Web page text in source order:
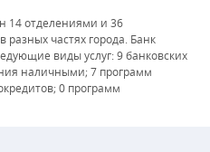
14 отделениями и 36
частях города. Банк
виды услуг: 9 банковских
наличными; 7 программ
0 программ